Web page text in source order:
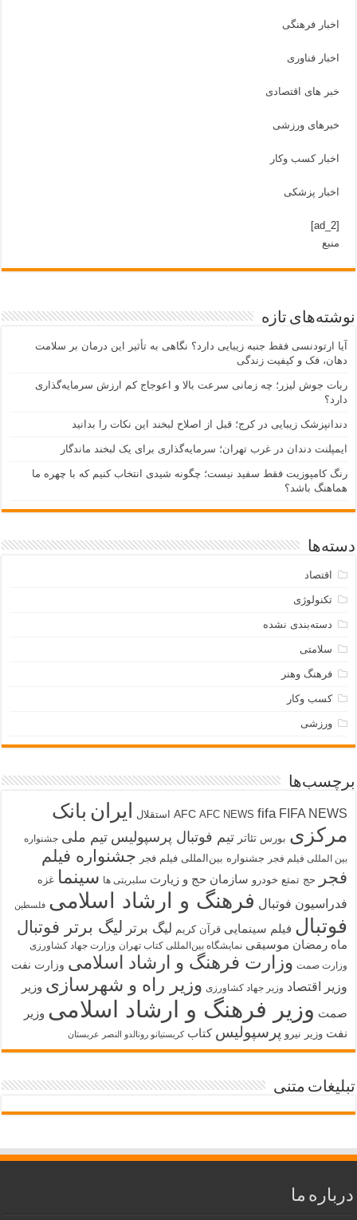
اخبار فرهنگی
اخبار فناوری
خبر های اقتصادی
خبرهای ورزشی
اخبار کسب وکار
اخبار پزشکی
[ad_2]
منبع
نوشته‌های تازه
آیا ارتودنسی فقط جنبه زیبایی دارد؟ نگاهی به تأثیر این درمان بر سلامت
دهان، فک و کیفیت زندگی
ربات جوش لیزر؛ چه زمانی سرعت بالا و اعوجاج کم ارزش سرمایه‌گذاری
دارد؟
دندانپزشک زیبایی در کرج؛ قبل از اصلاح لبخند این نکات را بدانید
ایمپلنت دندان در غرب تهران؛ سرمایه‌گذاری برای یک لبخند ماندگار
رنگ کامپوزیت فقط سفید نیست؛ چگونه شیدی انتخاب کنیم که با چهره ما
هماهنگ باشد؟
دسته‌ها
اقتصاد
تکنولوژی
دسته‌بندی نشده
سلامتی
فرهنگ وهنر
کسب وکار
ورزشی
برچسب‌ها
AFC AFC NEWS fifa FIFA NEWS استقلال ایران بانک
مرکزی بورس تئاتر تیم فوتبال پرسپولیس تیم ملی جشنواره
بین المللی فیلم فجر جشنواره بین‌المللی فیلم فجر جشنواره فیلم
فجر
حج تمتع خودرو سازمان حج و زیارت سلبریتی ها سینما غزه
فدراسیون فوتبال فرهنگ و ارشاد اسلامی فلسطین
فوتبال فیلم سینمایی قرآن کریم لیگ برتر لیگ برتر فوتبال
ماه رمضان موسیقی نمایشگاه بین‌المللی کتاب تهران وزارت جهاد کشاورزی
وزارت صمت وزارت فرهنگ و ارشاد اسلامی وزارت نفت
وزیر اقتصاد وزیر جهاد کشاورزی وزیر راه و شهرسازی وزیر
صمت وزیر فرهنگ و ارشاد اسلامی وزیر
نفت وزیر نیرو پرسپولیس کتاب کریستیانو رونالدو النصر عربستان
تبلیغات متنی
درباره ما